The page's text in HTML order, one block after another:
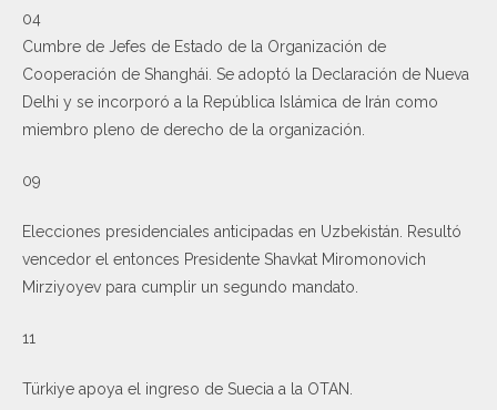
04
Cumbre de Jefes de Estado de la Organización de
Cooperación de Shanghái. Se adoptó la Declaración de Nueva
Delhi y se incorporó a la República Islámica de Irán como
miembro pleno de derecho de la organización.
09
Elecciones presidenciales anticipadas en Uzbekistán. Resultó
vencedor el entonces Presidente Shavkat Miromonovich
Mirziyoyev para cumplir un segundo mandato.
11
Türkiye apoya el ingreso de Suecia a la OTAN.